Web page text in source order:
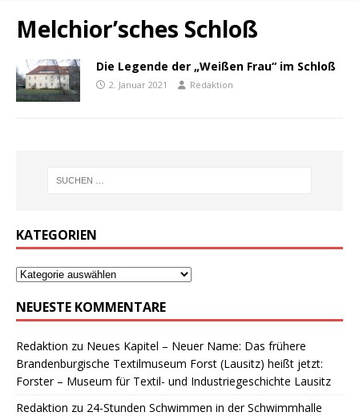
Melchior’sches Schloß
Die Legende der „Weißen Frau“ im Schloß
2. Januar 2021 Redaktion
KATEGORIEN
NEUESTE KOMMENTARE
Redaktion zu Neues Kapitel – Neuer Name: Das frühere
Brandenburgische Textilmuseum Forst (Lausitz) heißt jetzt:
Forster – Museum für Textil- und Industriegeschichte Lausitz
Redaktion zu 24-Stunden Schwimmen in der Schwimmhalle